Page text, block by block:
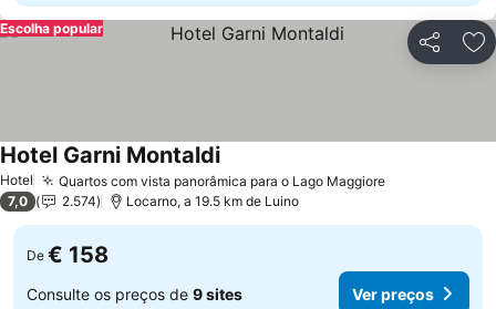
Partilhar
Escolha popular
Hotel Quartos com vista panorâmica para o Lago Maggiore
Hotel Garni Montaldi
7,0 2.574 Locarno, a 19.5 km de Luino
De € 158
Consulte os preços de 9 sites Ver preços